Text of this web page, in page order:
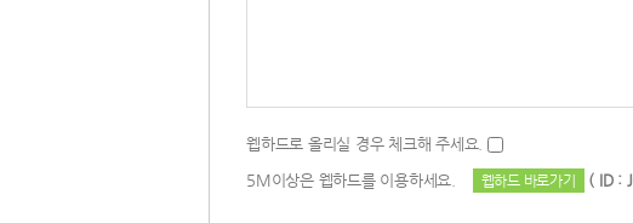
웹하드로 올리실 경우 체크해 주세요.
5M이상은 웹하드를 이용하세요.
웹하드 바로가기 ( ID :